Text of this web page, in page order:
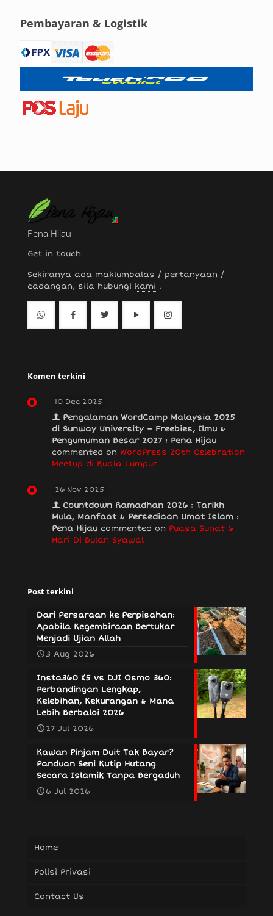
Pembayaran & Logistik
Pena Hijau
Get in touch
Sekiranya ada maklumbalas / pertanyaan /
cadangan, sila hubungi kami .
Komen terkini
10 Dec 2025
Pengalaman WordCamp Malaysia 2025
di Sunway University – Freebies, Ilmu &
Pengumuman Besar 2027 : Pena Hijau
commented on WordPress 20th Celebration
Meetup di Kuala Lumpur
26 Nov 2025
Countdown Ramadhan 2026 : Tarikh
Mula, Manfaat & Persediaan Umat Islam :
Pena Hijau commented on Puasa Sunat 6
Hari Di Bulan Syawal
Post terkini
Dari Persaraan ke Perpisahan:
Apabila Kegembiraan Bertukar
Menjadi Ujian Allah
3 Aug 2026
Insta360 X5 vs DJI Osmo 360:
Perbandingan Lengkap,
Kelebihan, Kekurangan & Mana
Lebih Berbaloi 2026
27 Jul 2026
Kawan Pinjam Duit Tak Bayar?
Panduan Seni Kutip Hutang
Secara Islamik Tanpa Bergaduh
6 Jul 2026
Home
Polisi Privasi
Contact Us